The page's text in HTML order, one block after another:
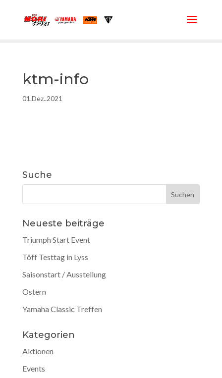
ktm-info
01.Dez..2021
Suche
Neueste beiträge
Triumph Start Event
Töff Testtag in Lyss
Saisonstart / Ausstellung
Ostern
Yamaha Classic Treffen
Kategorien
Aktionen
Events